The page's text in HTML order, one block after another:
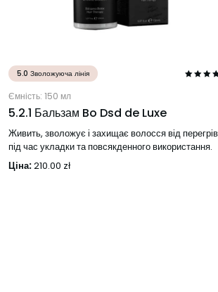
5.0 Зволожуюча лінія
Ємність: 150 мл
5.2.1 Бальзам Bo Dsd de Luxe
Живить, зволожує і захищає волосся від
під час укладки та повсякденного використання.
Ціна:210.00 zł